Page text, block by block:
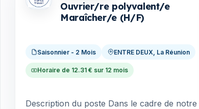
Ouvrier/re polyvalent/e
Maraîcher/e (H/F)
Saisonnier - 2 Mois ENTRE DEUX, La Réunion
Horaire de 12.31 € sur 12 mois
Description du poste Dans le cadre de notre